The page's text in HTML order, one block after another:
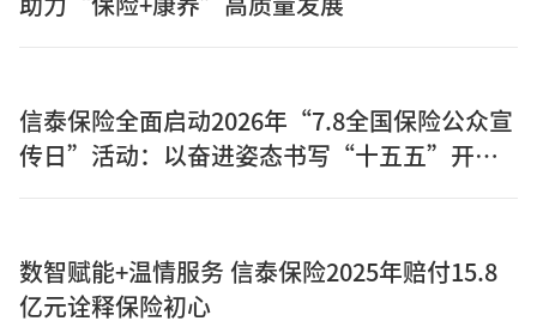
助力“保险+康养”高质量发展
信泰保险全面启动2026年“7.8全国保险公众宣
传日”活动：以奋进姿态书写“十五五”开局
数智赋能+温情服务 信泰保险2025年赔付15.8
亿元诠释保险初心